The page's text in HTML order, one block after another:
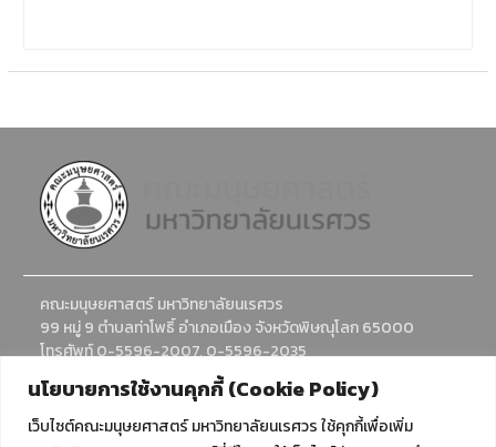
นโยบายการใช้งานคุกกี้ (Cookie Policy)
เว็บไซต์คณะมนุษยศาสตร์ มหาวิทยาลัยนเรศวร ใช้คุกกี้เพื่อเพิ่ม
คณะมนุษยศาสตร์ มหาวิทยาลัยนเรศวร
99 หมู่ 9 ตำบลท่าโพธิ์ อำเภอเมือง จังหวัดพิษณุโลก 65000
โทรศัพท์ 0-5596-2007, 0-5596-2035
อีเมล : humanadmission@nu.ac.th